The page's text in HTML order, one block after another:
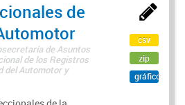
de
de Asuntos
de los Registros
del Automotor y
csv
zip
gráfico